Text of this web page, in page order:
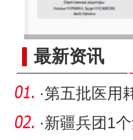
最新资讯
·第五批医用
兵团
·新疆兵团1